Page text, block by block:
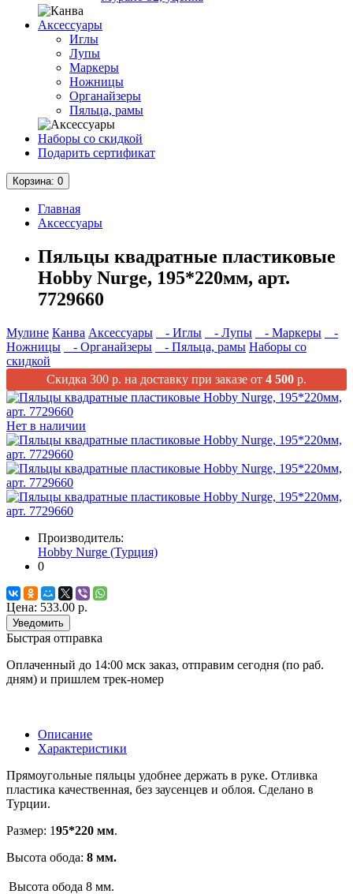
Аксессуары
Иглы
Лупы
Маркеры
Ножницы
Органайзеры
Пяльца, рамы
Наборы со скидкой
Подарить сертификат
Корзина: 0
Главная
Аксессуары
Пяльцы квадратные пластиковые
Hobby Nurge, 195*220мм, арт.
7729660
Мулине Канва Аксессуары - Иглы - Лупы - Маркеры
-
Ножницы
- Органайзеры - Пяльца, рамы Наборы со
скидкой
Скидка 300 р. на доставку при заказе от 4 500 р.
Нет в наличии
Производитель:
Hobby Nurge (Турция)
0
Цена: 533.00 р.
Уведомить
Быстрая отправка
Оплаченный до 14:00 мск заказ, отправим сегодня (по раб.
дням) и пришлем трек-номер
Описание
Характеристики
Прямоугольные пяльцы удобнее держать в руке. Отливка
пластика качественная, без заусенцев и облоя. Сделано в
Турции.
Размер: 195*220 мм.
Высота обода: 8 мм.
Высота обода 8 мм.